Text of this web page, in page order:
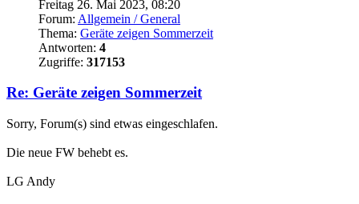
Freitag 26. Mai 2023, 08:20
Forum: Allgemein / General
Thema: Geräte zeigen Sommerzeit
Antworten: 4
Zugriffe: 317153
Re: Geräte zeigen Sommerzeit
Sorry, Forum(s) sind etwas eingeschlafen.
Die neue FW behebt es.
LG Andy